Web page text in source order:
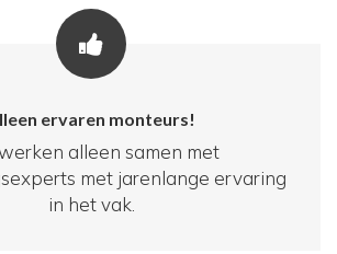
ervaren monteurs!
alleen samen met
met jarenlange ervaring
in het vak.